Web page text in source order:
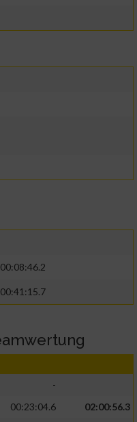
00:08:46.2
00:41:15.7
-
00:23:04.6
02:00:56.3